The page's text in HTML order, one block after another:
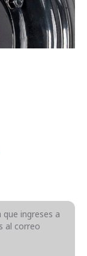
ingreses a
al correo